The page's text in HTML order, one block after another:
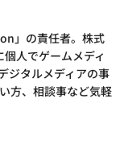
」の責任者。株式
人でゲームメディ
ジタルメディアの事
方、相談事など気軽